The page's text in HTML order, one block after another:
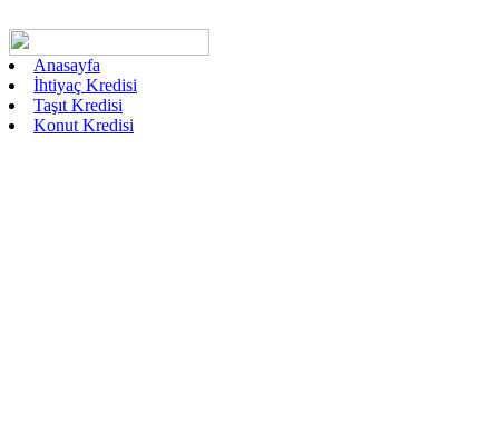
Anasayfa
İhtiyaç Kredisi
Taşıt Kredisi
Konut Kredisi